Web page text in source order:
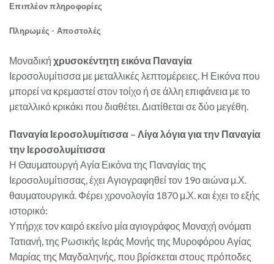
Επιπλέον πληροφορίες
Πληρωμές - Αποστολές
Μοναδική χρυσοκέντητη εικόνα Παναγία
Ιεροσολυμίτισσα με μεταλλικές λεπτομέρειες. Η Εικόνα που
μπορεί να κρεμαστεί στον τοίχο ή σε άλλη επιφάνεια με το
μεταλλικό κρικάκι που διαθέτει. Διατίθεται σε δύο μεγέθη.
Παναγία Ιεροσολυμίτισσα – Λίγα λόγια για την Παναγία
την Ιεροσολυμίτισσα
Η Θαυματουργή Αγία Εικόνα της Παναγίας της
Ιεροσολυμίτισσας, έχει Αγιογραφηθεί τον 19ο αιώνα μ.Χ.
θαυματουργικά. Φέρει χρονολογία 1870 μ.Χ. και έχει το εξής
ιστορικό:
Υπήρχε τον καιρό εκείνο μία αγιογράφος Μοναχή ονόματι
Τατιανή, της Ρωσικής Ιεράς Μονής της Μυροφόρου Αγίας
Μαρίας της Μαγδαληνής, που βρίσκεται στους πρόποδες